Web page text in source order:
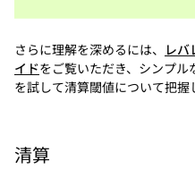
さらに理解を深めるには、
レバ
イドをご覧いただき、シンプル
を試して清算閾値について把握
清算